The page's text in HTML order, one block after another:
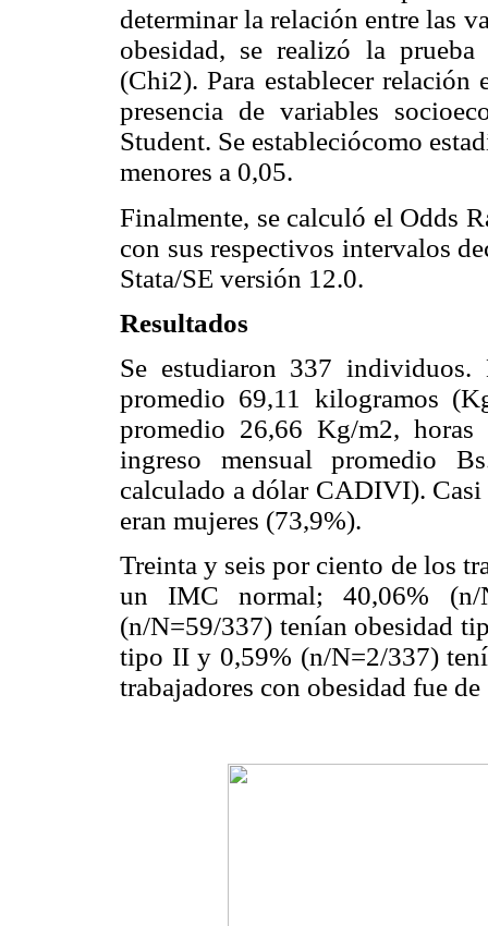
determinar la relación entre las
obesidad, se realizó la
(Chi2). Para establecer
presencia de variables
Student. Se estableciócomo
menores a 0,05.
Finalmente, se calculó el Odds
con sus respectivos intervalos
Stata/SE versión 12.0.
Resultados
Se estudiaron 337
promedio 69,11 kilogramos
promedio 26,66 Kg/m2,
ingreso mensual promedio
calculado a dólar CADIVI). Casi
eran mujeres (73,9%).
Treinta y seis por ciento de los
un IMC normal; 40,06% (n/
(n/N=59/337) tenían obesidad
tipo II y 0,59% (n/N=2/337)
trabajadores con obesidad fue